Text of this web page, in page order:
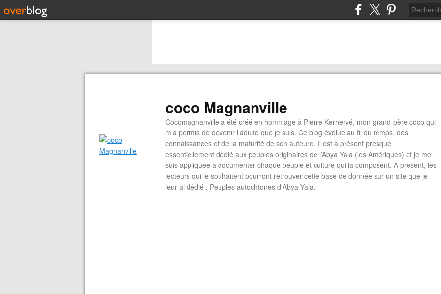
coco Magnanville
Cocomagnanville a été créé en hommage à Pierre Kerhervé, mon grand-père coco qui
m'a permis de devenir l'adulte que je suis. Ce blog évolue au fil du temps, des
connaissances et de la maturité de son auteure. Il est à présent presque
essentiellement dédié aux peuples originaires de l’Abya Yala (les Amériques) et je me
suis appliquée à documenter chaque peuple et culture qui la composent. A présent, les
lecteurs qui le souhaitent pourront retrouver cette base de donnée sur un site que je
leur ai dédié : Peuples autochtones d'Abya Yala.